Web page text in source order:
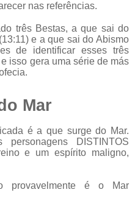
nas referências.
três Bestas, a que sai do
e a que sai do Abismo
de identificar esses três
isso gera uma série de más
Mar
é a que surge do Mar.
DISTINTOS
e um espírito maligno,
provavelmente é o Mar